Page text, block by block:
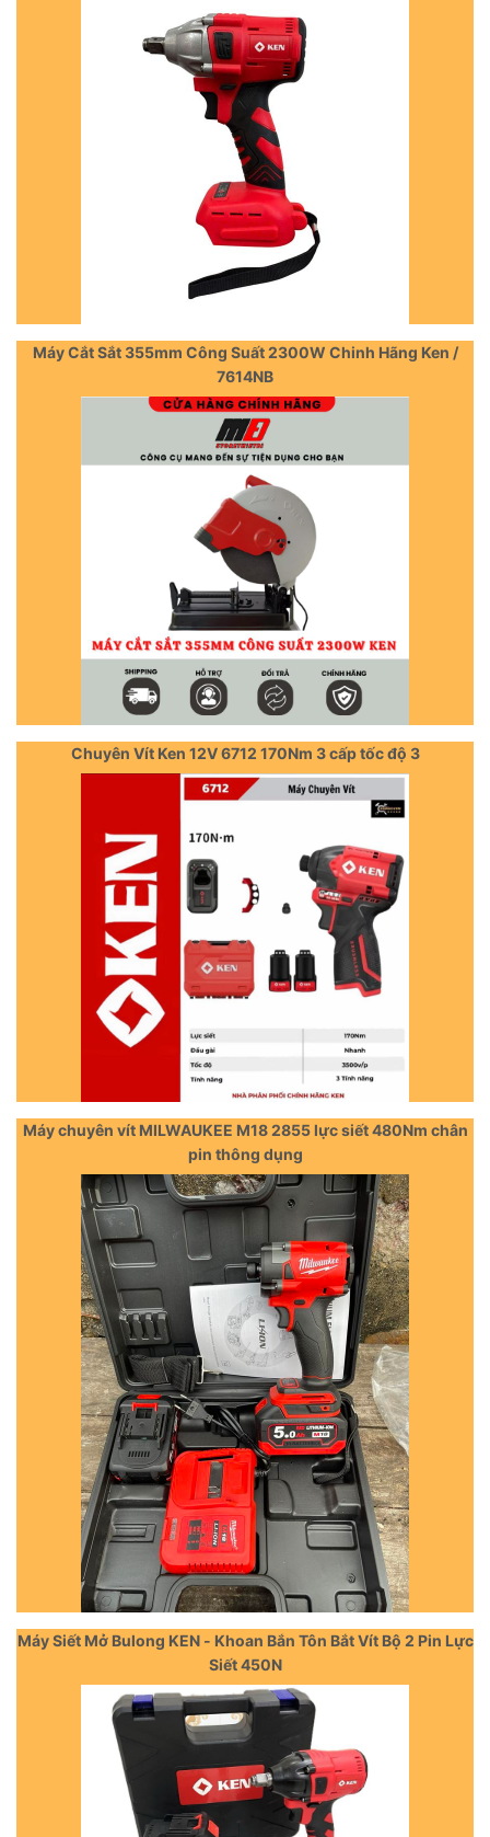
Máy Cắt Sắt 355mm Công Suất 2300W Chinh Hãng Ken /
7614NB
Chuyên Vít Ken 12V 6712 170Nm 3 cấp tốc độ 3
Máy chuyên vít MILWAUKEE M18 2855 lực siết 480Nm chân
pin thông dụng
Máy Siết Mở Bulong KEN - Khoan Bắn Tôn Bắt Vít Bộ 2 Pin Lực
Siết 450N